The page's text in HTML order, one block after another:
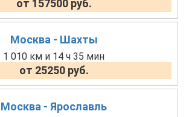
от 157500 руб.
Москва - Шахты
1 010 км и 14 ч 35 мин
от 25250 руб.
Москва - Ярославль